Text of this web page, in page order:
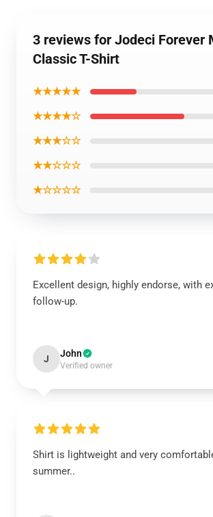
3 reviews for Jodeci Forever
Classic T-Shirt
★★★★★
★★★★☆
★★★☆☆
★★☆☆☆
★☆☆☆☆
Excellent design, highly endorse, with
follow-up.
J John
Verified owner
Shirt is lightweight and very
summer..